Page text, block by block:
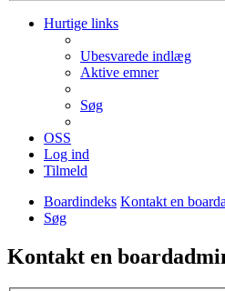
Hurtige links
Ubesvarede indlæg
Aktive emner
Søg
OSS
Log ind
Tilmeld
Boardindeks Kontakt en
Søg
Kontakt en